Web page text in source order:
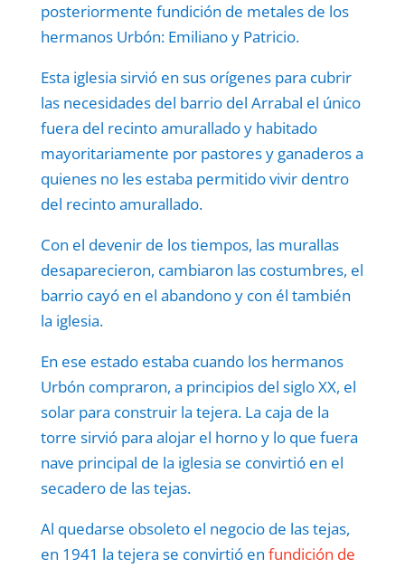
posteriormente fundición de metales de los
hermanos Urbón: Emiliano y Patricio.
Esta iglesia sirvió en sus orígenes para cubrir
las necesidades del barrio del Arrabal el único
fuera del recinto amurallado y habitado
mayoritariamente por pastores y ganaderos a
quienes no les estaba permitido vivir dentro
del recinto amurallado.
Con el devenir de los tiempos, las murallas
desaparecieron, cambiaron las costumbres, el
barrio cayó en el abandono y con él también
la iglesia.
En ese estado estaba cuando los hermanos
Urbón compraron, a principios del siglo XX, el
solar para construir la tejera. La caja de la
torre sirvió para alojar el horno y lo que fuera
nave principal de la iglesia se convirtió en el
secadero de las tejas.
Al quedarse obsoleto el negocio de las tejas,
en 1941 la tejera se convirtió en fundición de